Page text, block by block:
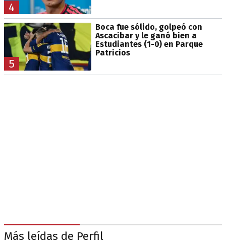
4
5
Boca fue sólido, golpeó con
Ascacibar y le ganó bien a
Estudiantes (1-0) en Parque
Patricios
Más leídas de Perfil